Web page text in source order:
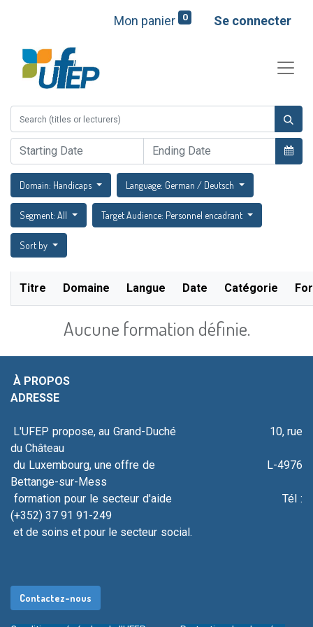
Mon panier 0 Se connecter
Domain: Handicaps Language: German / Deutsch
Segment: All Target Audience: Personnel encadrant
Sort by
Titre Domaine Langue Date Catégorie
Aucune formation définie.
À PROPOS
ADRESSE
L'UFEP propose, au Grand-Duché 10, rue
du Château
du Luxembourg, une offre de L-4976
Bettange-sur-Mess
formation pour le secteur d'aide Tél :
(+352) 37 91 91-249
et de soins et pour le secteur social.
Contacte​​​​​​​​​​​​z-nous